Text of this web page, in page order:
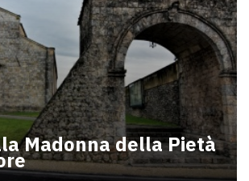
Madonna della Pietà